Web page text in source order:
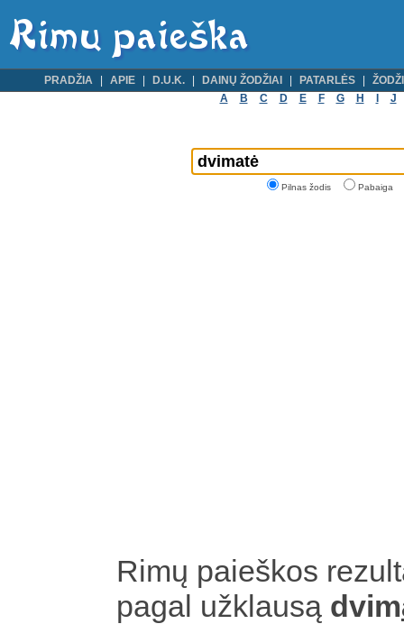
PRADŽIA APIE D.U.K. DAINŲ ŽODŽIAI PATARLĖS
A
B C D E F G H J
Pilnas žodis Pabaiga
Rimų paieškos
pagal užklausą dvim